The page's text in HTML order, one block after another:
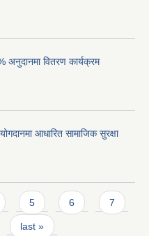
अनुदानमा वितरण कार्यक्रम
आधारित सामाजिक सुरक्षा
5 6 7
last »